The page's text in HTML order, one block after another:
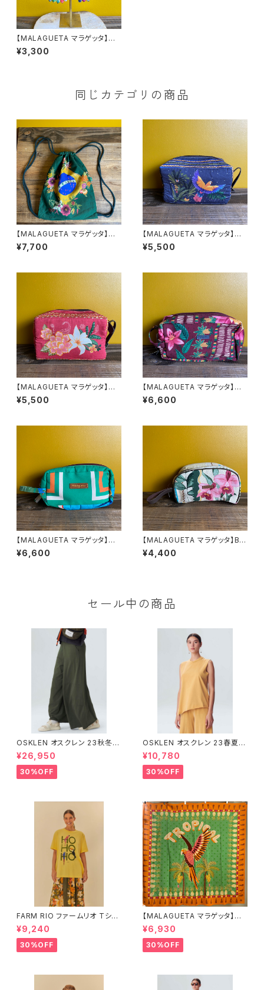
【MALAGUETA マラゲッタ】ファ
ブリックパール リングピアス
¥3,300
同じカテゴリの商品
【MALAGUETA マラゲッタ】ナッ
プサック
¥7,700
【MALAGUETA マラゲッタ】クッ
ションBOX ポーチ ネイビー
¥5,500
【MALAGUETA マラゲッタ】クッ
ションBOX ポーチ ピンク
¥5,500
【MALAGUETA マラゲッタ】W
ファスナー ポーチ ワイン
¥6,600
【MALAGUETA マラゲッタ】W
ファスナー ポーチ グリーン
¥6,600
【MALAGUETA マラゲッタ】BO
Xポーチ小 アイボリー
¥4,400
セール中の商品
OSKLEN オスクレン 23秋冬
ボトムス 1045-69665
¥26,950
30%OFF
OSKLEN オスクレン 23春夏 ト
ップス 1027-67292
¥10,780
30%OFF
FARM RIO ファームリオ Tシャ
ツ HOHOHO
¥9,240
30%OFF
【MALAGUETA マラゲッタ】カ
ンガ TROPICAL
¥6,930
30%OFF